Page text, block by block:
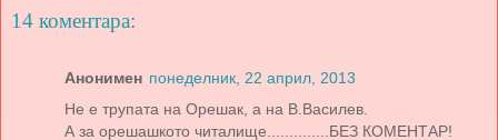
14 коментара:
Анонимен понеделник, 22 април, 2013
Не е трупата на Орешак, а на В.Василев.
А за орешашкото читалище..............БЕЗ КОМЕНТАР!